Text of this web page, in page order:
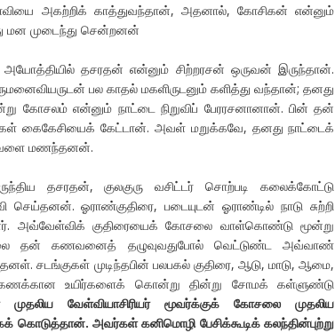
அகற்றிக் காத்துவந்தான், அதனால், கோசிகன் என்னும்
மன முடைந்து சென்றனன்
அயோத்தியில் தசரதன் என்னும் சிற்றரசன் ஒருவன் இருந்தான்.
பல காதல் மகளிருடனும் களித்து வந்தான்; தனது
கோசலம் என்னும் நாட்டை நிறுவிப் பேரரசனானான். பின் தன்
கைகேசியைக் கேட்டான். அவள் மறுக்கவே, தனது நாட்டைக்
அவளை மணந்தனன்.
தசரதன், குலகுரு வசிட்டர் சொற்படி கலைக்கோட்டு
ஓராண்குதிரை, படையுடன் ஓராண்டில் நாடு சுற்றி
அவ்வேள்விக் குதிரையைக் கோசலை வாள்கொண்டு மூன்று
தன் கணவனைத் தழுவுவதுபோல் வெட்டுண்ட அவ்வாண்
சடங்குகள் முடிந்தபின் பலபகல் குதிரை, ஆடு, மாடு, ஆமை,
கணக்கான உயிர்களைக் கொன்று தின்று சோமக் கள்ளுண்டு
வேள்வியாசிரியர் மூவர்க்குக் கோசலை முதலிய
அவர்கள் கனிமொழி பேசிக்கூடிக் கலந்தின்புற்று